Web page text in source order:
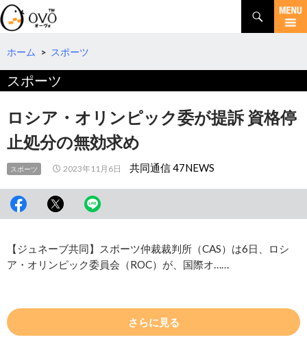
検
索
コ
テ
へ
ホーム > スポーツ
スポーツ
ロシア・オリンピック委が提訴 資格停
止処分の無効求め
スポーツ 2023年11月6日 共同通信 47NEWS
【ジュネーブ共同】スポーツ仲裁裁判所（CAS）は6日、ロシ
ア・オリンピック委員会（ROC）が、国際オ……
さらに見る